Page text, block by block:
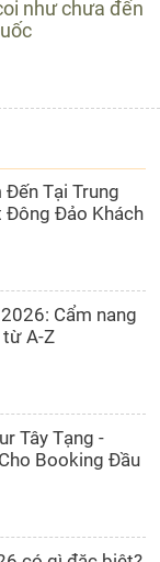
như chưa đến
Đến Tại Trung
Đông Đảo Khách
Cẩm nang
từ A-Z
Tây Tạng -
Booking Đầu